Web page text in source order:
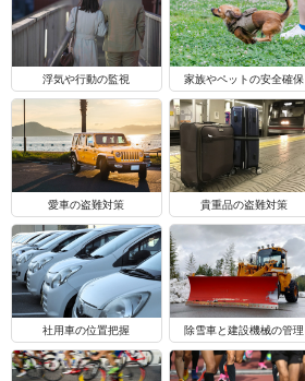
浮気や行動の監視 家族やペットの安全確保
愛車の盗難対策 貴重品の盗難対策
社用車の位置把握 除雪車と建設機械の管理